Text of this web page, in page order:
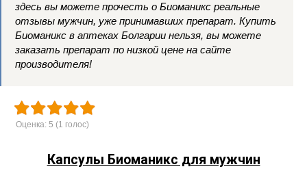
здесь вы можете прочесть о Биоманикс реальные
отзывы мужчин, уже принимавших препарат. Купить
Биоманикс в аптеках Болгарии нельзя, вы можете
заказать препарат по низкой цене на сайте
производителя!
Оценка: 5 (1 голос)
Капсулы Биоманикс для мужчин